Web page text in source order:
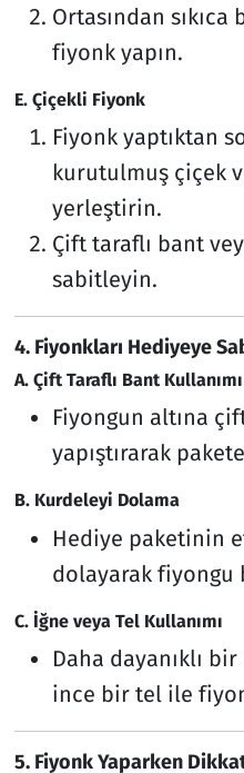
Ortasından
fiyonk yapın.
E. Çiçekli Fiyonk
Fiyonk yaptıktan
kurutulmuş çiçek
yerleştirin.
Çift taraflı bant
sabitleyin.
4. Fiyonkları Hediyeye
A. Çift Taraflı Bant Kullanımı
Fiyongun altına
yapıştırarak
B. Kurdeleyi Dolama
Hediye paketinin
dolayarak fiyongu
C. İğne veya Tel Kullanımı
Daha dayanıklı
ince bir tel ile
5. Fiyonk Yaparken